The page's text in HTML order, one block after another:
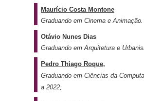
Maurício Costa Montone
Graduando em Cinema e Animação.
Otávio Nunes Dias
Graduando em Arquitetura e
Pedro Thiago Roque,
Graduando em Ciências da
a 2022;